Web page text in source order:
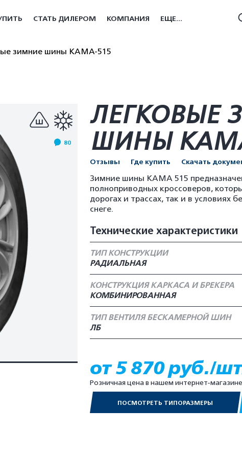
СТАТЬ ДИЛЕРОМ КОМПАНИЯ ЕЩЕ...
зимние шины КАМА-515
80
ЛЕГКОВЫЕ
ШИНЫ
Отзывы Где купить Скачать
Зимние шины КАМА 515
полноприводных кроссоверов,
дорогах и трассах, так и в условиях
снеге.
Технические характеристики
ТИП КОНСТРУКЦИИ
РАДИАЛЬНАЯ
КОНСТРУКЦИЯ КАРКАСА И БРЕКЕРА
КОМБИНИРОВАННАЯ
ТИП ВЕНТИЛЯ БЕСКАМЕРНОЙ ШИН
ЛБ
от 5 870 руб./
Розничная цена в нашем интернет-магазине
ПОСМОТРЕТЬ ТИПОРАЗМЕРЫ